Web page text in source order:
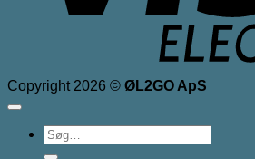
Copyright 2026 © ØL2GO ApS
Søg
efter: